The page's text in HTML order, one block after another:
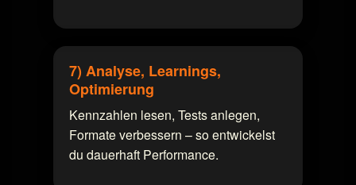
7) Analyse, Learnings,
Optimierung
Kennzahlen lesen, Tests anlegen,
Formate verbessern – so entwickelst
du dauerhaft Performance.